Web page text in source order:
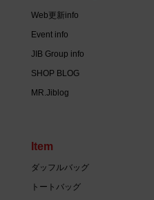
Web更新info
Event info
JIB Group info
SHOP BLOG
MR.Jiblog
Item
ダッフルバッグ
トートバッグ